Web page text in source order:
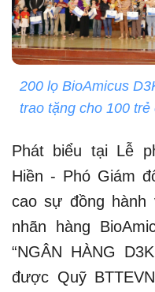
200 lọ BioAmicus
trao tặng cho 100 trẻ
Phát biểu tại Lễ
Hiền - Phó Giám
cao sự đồng hành
nhãn hàng
“NGÂN HÀNG
được Quỹ